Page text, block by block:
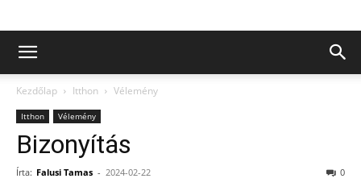
Kezdőlap Itthon Vélemény
Itthon Vélemény
Bizonyítás
Írta: Falusi Tamas - 2024-02-22 0